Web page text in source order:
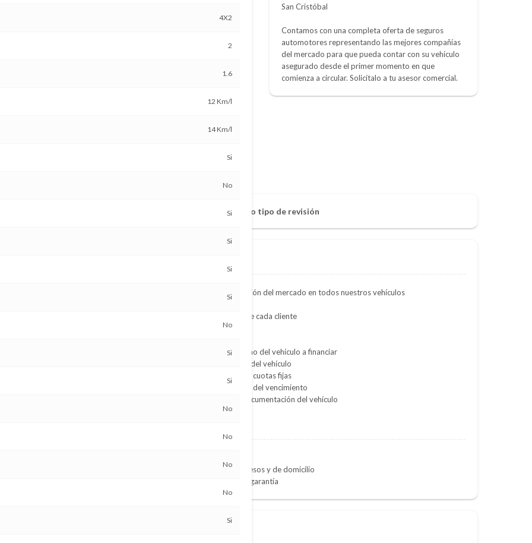
4X2
2
1.6
12 Km/l
14 Km/l
Si
No
Si
Si
Si
Si
No
Si
Si
No
No
No
No
Si
San Cristóbal
Contamos con una completa oferta de seguros
automotores representando las mejores compañías
del mercado para que pueda contar con su vehículo
asegurado desde el primer momento en que
comienza a circular. Solicítalo a tu asesor comercial.
Vehículo disponible a todo tipo de revisión
Ofrecemos la mejor financiación del mercado en todos nuestros vehículos
Ajustada a las necesidades de cada cliente
Sin condiciones de valor, ni año del vehículo a financiar
Entregando el 50% del valor del vehículo
Slado financiable hasta en 36 cuotas fijas
Posibilidad de cancelar antes del vencimiento
Posibilidad de financiar la Documentación del vehículo
Presentar constancia de ingresos y de domicilio
Presentar a otra persona de garantía